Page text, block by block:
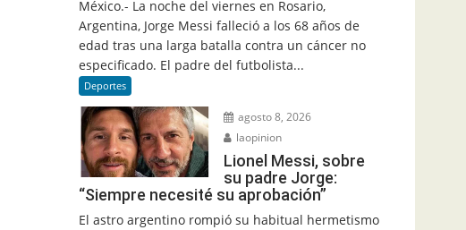
México.- La noche del viernes en Rosario,
Argentina, Jorge Messi falleció a los 68 años de
edad tras una larga batalla contra un cáncer no
especificado. El padre del futbolista...
Deportes
agosto 8, 2026
laopinion
Lionel Messi, sobre
su padre Jorge:
“Siempre necesité su aprobación”
El astro argentino rompió su habitual hermetismo